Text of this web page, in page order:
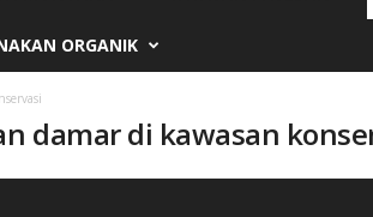
ORGANIK
damar di kawasan